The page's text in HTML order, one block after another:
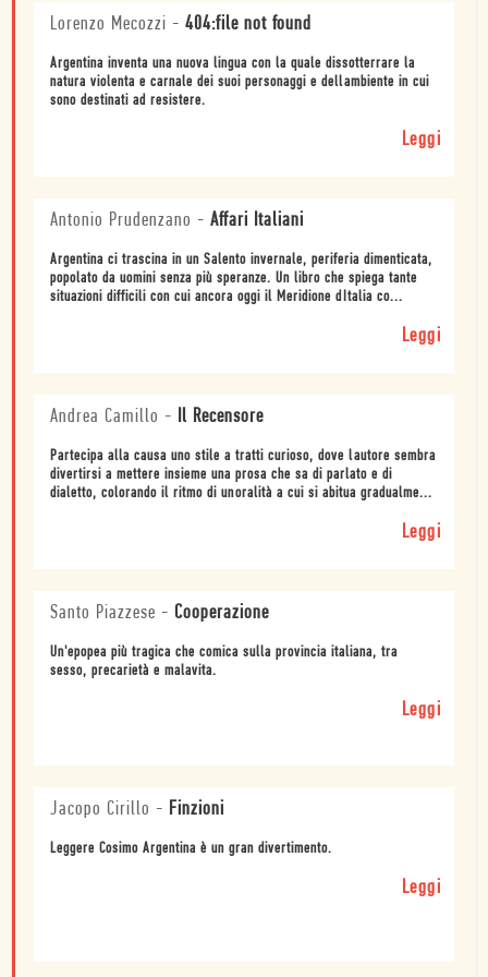
Lorenzo Mecozzi - 404:file not found
Argentina inventa una nuova lingua con la quale dissotterrare la
natura violenta e carnale dei suoi personaggi e dellambiente in cui
sono destinati ad resistere.
Leggi
Antonio Prudenzano - Affari Italiani
Argentina ci trascina in un Salento invernale, periferia dimenticata,
popolato da uomini senza più speranze. Un libro che spiega tante
situazioni difficili con cui ancora oggi il Meridione dItalia co...
Leggi
Andrea Camillo - Il Recensore
Partecipa alla causa uno stile a tratti curioso, dove lautore sembra
divertirsi a mettere insieme una prosa che sa di parlato e di
dialetto, colorando il ritmo di unoralità a cui si abitua gradualme...
Leggi
Santo Piazzese - Cooperazione
Un'epopea più tragica che comica sulla provincia italiana, tra
sesso, precarietà e malavita.
Leggi
Jacopo Cirillo - Finzioni
Leggere Cosimo Argentina è un gran divertimento.
Leggi